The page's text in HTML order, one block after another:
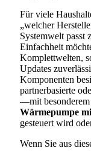
Für viele
„welcher
Systemwelt passt
Einfachheit
Komplettwelten,
Updates
Komponenten
partnerbasierte
—mit
Wärmepumpe
gesteuert wird
Wenn Sie aus